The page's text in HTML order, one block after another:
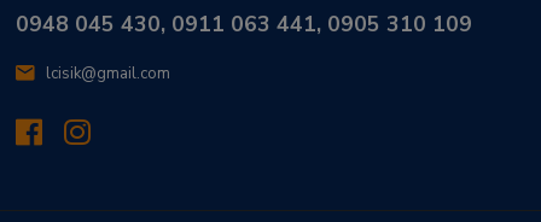
0948 045 430, 0911 063 441, 0905 310 109
lcisik@gmail.com